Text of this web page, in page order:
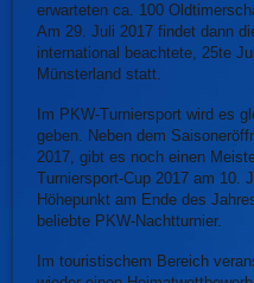
erwarteten ca. 100
Am 29. Juli 2017 findet dann
international beachtete, 25te
Münsterland statt.
Im PKW-Turniersport wird es
geben. Neben dem
2017, gibt es noch einen
Turniersport-Cup 2017 am 10.
Höhepunkt am Ende des
beliebte PKW-Nachtturnier.
Im touristischem Bereich